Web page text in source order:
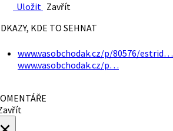
Uložit Zavřít
KDE TO SEHNAT
www.vasobchodak.cz/p/80576/estrid…
www.vasobchodak.cz/p…